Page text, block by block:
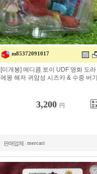
m85372091017
[미개봉] 메디콤 토이 UDF 영화 도라
에몽 해저 귀암성 시즈카 & 수중 버기
3,200 円
판매업체 mercari